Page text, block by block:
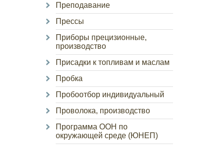
Преподавание
Прессы
Приборы прецизионные,
производство
Присадки к топливам и маслам
Пробка
Пробоотбор индивидуальный
Проволока, производство
Программа ООН по
окружающей среде (ЮНЕП)